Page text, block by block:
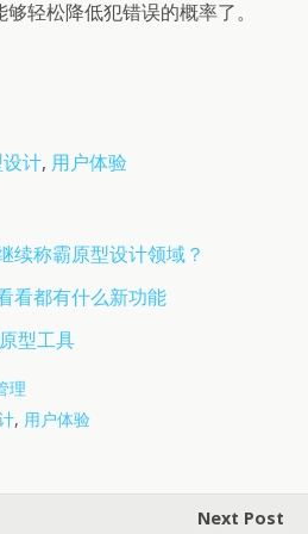
轻松降低犯错误的概率了。
计, 用户体验
续称霸原型设计领域？
看都有什么新功能
型工具
理
, 用户体验
Next Post